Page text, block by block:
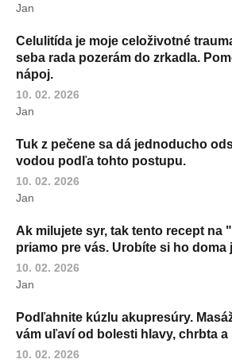
Jan
Celulitída je moje celoživotné
seba rada pozerám do zrkadla.
nápoj.
10. 02. 2026
Jan
Tuk z pečene sa dá jednoducho
vodou podľa tohto postupu.
10. 02. 2026
Jan
Ak milujete syr, tak tento recept na
priamo pre vás. Urobíte si ho doma
10. 02. 2026
Jan
Podľahnite kúzlu akupresúry.
vám uľaví od bolesti hlavy, chrbta
10. 02. 2026